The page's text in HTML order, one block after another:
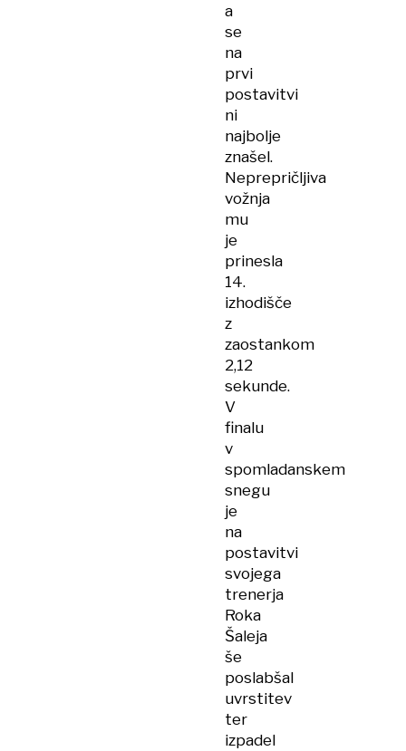
a
se
na
prvi
postavitvi
ni
najbolje
znašel.
Neprepričljiva
vožnja
mu
je
prinesla
14.
izhodišče
z
zaostankom
2,12
sekunde.
V
finalu
v
spomladanskem
snegu
je
na
postavitvi
svojega
trenerja
Roka
Šaleja
še
poslabšal
uvrstitev
ter
izpadel